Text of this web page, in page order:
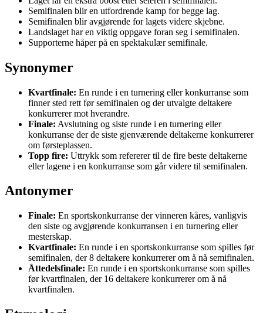
Semifinalen blir en utfordrende kamp for begge lag.
Semifinalen blir avgjørende for lagets videre skjebne.
Landslaget har en viktig oppgave foran seg i semifinalen.
Supporterne håper på en spektakulær semifinale.
Synonymer
Kvartfinale: En runde i en turnering eller konkurranse som
finner sted rett før semifinalen og der utvalgte deltakere
konkurrerer mot hverandre.
Finale: Avslutning og siste runde i en turnering eller
konkurranse der de siste gjenværende deltakerne konkurrerer
om førsteplassen.
Topp fire: Uttrykk som refererer til de fire beste deltakerne
eller lagene i en konkurranse som går videre til semifinalen.
Antonymer
Finale: En sportskonkurranse der vinneren kåres, vanligvis
den siste og avgjørende konkurransen i en turnering eller
mesterskap.
Kvartfinale: En runde i en sportskonkurranse som spilles før
semifinalen, der 8 deltakere konkurrerer om å nå semifinalen.
Åttedelsfinale: En runde i en sportskonkurranse som spilles
før kvartfinalen, der 16 deltakere konkurrerer om å nå
kvartfinalen.